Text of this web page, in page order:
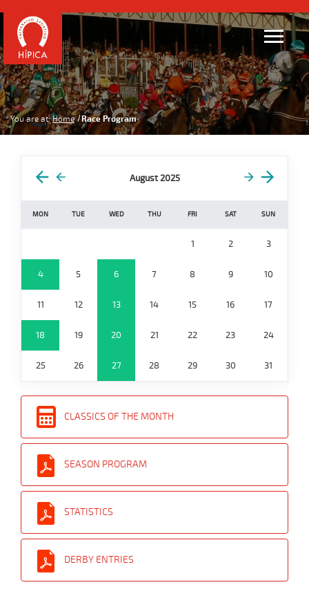
You are at: Home Race Program
August 2025
MON TUE WED THU FRI SAT SUN
1 2 3
4 5 6 7 8 9 10
11 12 13 14 15 16 17
18 19 20 21 22 23 24
25 26 27 28 29 30 31
CLASSICS OF THE MONTH
SEASON PROGRAM
STATISTICS
DERBY ENTRIES